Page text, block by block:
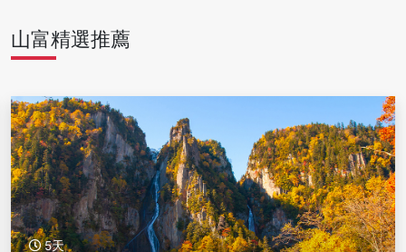
山富精選推薦
5天